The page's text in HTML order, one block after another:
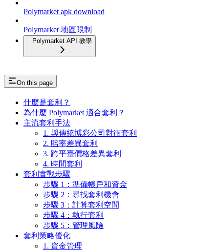
Polymarket apk download
Polymarket 地區限制
Polymarket API 教學
On this page
什麼是套利？
為什麼 Polymarket 適合套利？
主流套利手法
1. 與傳統博彩公司對衝套利
2. 賠率差異套利
3. 跨平臺價格差異套利
4. 時間套利
套利實戰步驟
步驟 1：準備帳戶和資金
步驟 2：尋找套利機會
步驟 3：計算套利空間
步驟 4：執行套利
步驟 5：管理風險
套利策略優化
1. 資金管理